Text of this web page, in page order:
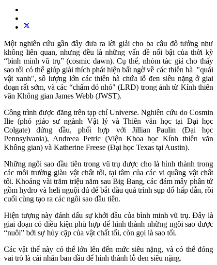
Một nghiên cứu gần đây đưa ra lời giải cho ba câu đố tưởng như
không liên quan, nhưng đều là những vấn đề nổi bật của thời kỳ
“bình minh vũ trụ” (cosmic dawn). Cụ thể, nhóm tác giả cho thấy
sao tối có thể giúp giải thích phát hiện bất ngờ về các thiên hà "quái
vật xanh", số lượng lớn các thiên hà chứa lỗ đen siêu nặng ở giai
đoạn rất sớm, và các “chấm đỏ nhỏ" (LRD) trong ảnh từ Kính thiên
văn Không gian James Webb (JWST).
Công trình được đăng trên tạp chí Universe. Nghiên cứu do Cosmin
Ilie (phó giáo sư ngành Vật lý và Thiên văn học tại Đại học
Colgate) đứng đầu, phối hợp với Jillian Paulin (Đại học
Pennsylvania), Andreea Petric (Viện Khoa học Kính thiên văn
Không gian) và Katherine Freese (Đại học Texas tại Austin).
Những ngôi sao đầu tiên trong vũ trụ được cho là hình thành trong
các môi trường giàu vật chất tối, tại tâm của các vi quầng vật chất
tối. Khoảng vài trăm triệu năm sau Big Bang, các đám mây phân tử
gồm hydro và heli nguội đủ để bắt đầu quá trình sụp đổ hấp dẫn, rồi
cuối cùng tạo ra các ngôi sao đầu tiên.
Hiện tượng này đánh dấu sự khởi đầu của bình minh vũ trụ. Đây là
giai đoạn có điều kiện phù hợp để hình thành những ngôi sao được
“nuôi” bởi sự hủy cặp của vật chất tối, còn gọi là sao tối.
Các vật thể này có thể lớn lên đến mức siêu nặng, và có thể đóng
vai trò là cái nhân ban đầu để hình thành lỗ đen siêu nặng.